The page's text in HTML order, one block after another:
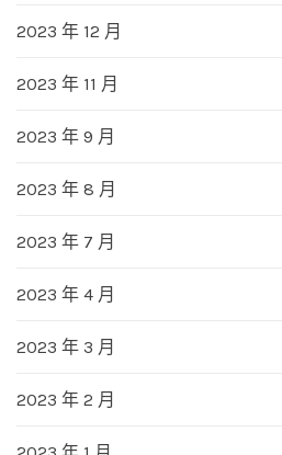
2023 年 12 月
2023 年 11 月
2023 年 9 月
2023 年 8 月
2023 年 7 月
2023 年 4 月
2023 年 3 月
2023 年 2 月